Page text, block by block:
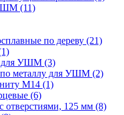
(11)
по дереву (21)
для УШМ (3)
металлу для УШМ (2)
M14 (1)
(6)
отверстиями, 125 мм (8)